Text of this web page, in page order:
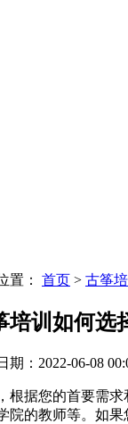
置： 首页 > 古筝
培训如何选
期：2022-06-08
根据您的首要需
院的教师等。如